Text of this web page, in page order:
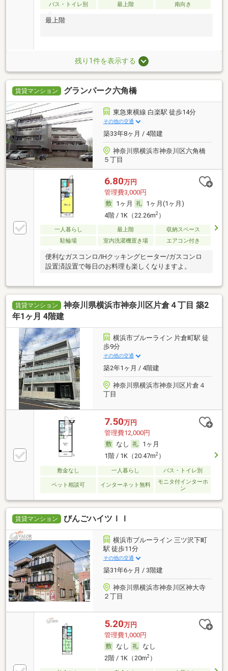
バス・トイレ別
最上階 南向き
最上階
残り1件を表示する
賃貸マンション グランパーク六角橋
東急東横線 白楽駅 徒歩14分
その他の交通
築33年8ヶ月 / 4階建
神奈川県横浜市神奈川区六角橋
５丁目
6.80万円
管理費3,000円
1ヶ月
1ヶ月(1ヶ月)
4階 / 1K（22.26m2）
一人暮らし 最上階
収納スペース
駐輪場
室内洗濯機置き場 エアコン付き
便利なガスコンロ/IHクッキングヒーター/ガスコンロ
設置済設置で毎日のお料理も楽しくなりますよ。
賃貸マンション
神奈川県横浜市神奈川区片倉４丁目 築2
年1ヶ月 4階建
横浜市ブルーライン 片倉町駅 徒
歩9分
その他の交通
築2年1ヶ月 / 4階建
神奈川県横浜市神奈川区片倉４
丁目
7.50万円
管理費12,000円
なし
1ヶ月
1階 / 1K（20.47m2）
敷金なし 一人暮らし バス・トイレ別
ペット相談可 インターネット無料
モニタ付インターホ
ン
賃貸マンション びんごハイツＩＩ
横浜市ブルーライン 三ツ沢下町
駅 徒歩11分
その他の交通
築31年6ヶ月 / 3階建
神奈川県横浜市神奈川区神大寺
２丁目
5.20万円
管理費1,000円
なし
なし
2階 / 1K（20m2）